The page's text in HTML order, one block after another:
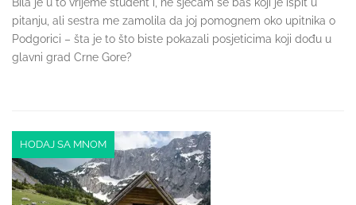
pitanju, ali sestra me zamolila da joj pomognem oko upitnika o
Podgorici – šta je to što biste pokazali posjeticima koji dođu u
glavni grad Crne Gore?
HODAJ SA MNOM